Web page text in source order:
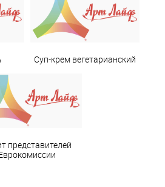
Суп-крем вегетарианский
представителей